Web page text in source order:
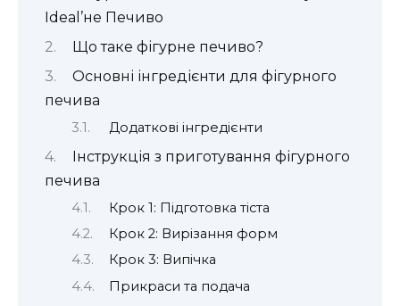
Іdeal’не Печиво
Що таке фігурне печиво?
Основні інгредієнти для фігурного
печива
Додаткові інгредієнти
Інструкція з приготування фігурного
печива
Крок 1: Підготовка тіста
Крок 2: Вирізання форм
Крок 3: Випічка
Прикраси та подача